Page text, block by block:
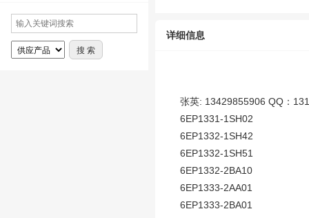
详细信息
张英: 13429855906 QQ：
6EP1331-1SH02
6EP1332-1SH42
6EP1332-1SH51
6EP1332-2BA10
6EP1333-2AA01
6EP1333-2BA01